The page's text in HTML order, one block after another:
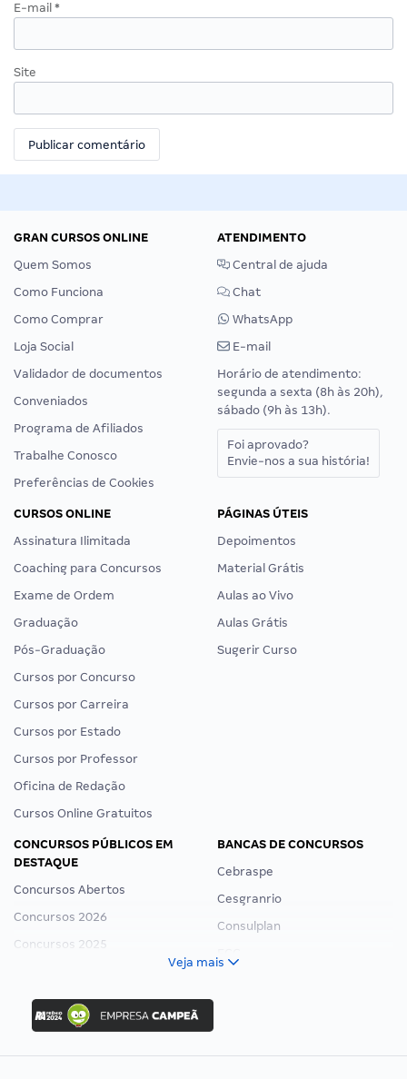
E-mail *
Site
GRAN CURSOS ONLINE
Quem Somos
Como Funciona
Como Comprar
Loja Social
Validador de documentos
Conveniados
Programa de Afiliados
Trabalhe Conosco
Preferências de Cookies
ATENDIMENTO
Central de ajuda
Chat
WhatsApp
E-mail
Horário de atendimento:
segunda a sexta (8h às 20h),
sábado (9h às 13h).
Foi aprovado?
Envie-nos a sua história!
CURSOS ONLINE
Assinatura Ilimitada
Coaching para Concursos
Exame de Ordem
Graduação
Pós-Graduação
Cursos por Concurso
Cursos por Carreira
Cursos por Estado
Cursos por Professor
Oficina de Redação
Cursos Online Gratuitos
PÁGINAS ÚTEIS
Depoimentos
Material Grátis
Aulas ao Vivo
Aulas Grátis
Sugerir Curso
CONCURSOS PÚBLICOS EM
DESTAQUE
Concursos Abertos
Concursos 2026
Concursos 2025
Concurso Ibama
Concurso MPU
Editais publicados
BANCAS DE CONCURSOS
Cebraspe
Cesgranrio
Consulplan
Veja mais